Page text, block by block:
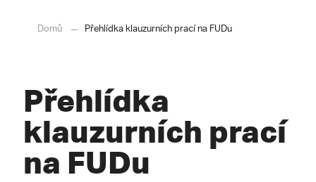
Domů Přehlídka klauzurních prací na FUDu
Přehlídka
klauzurních prací
na FUDu